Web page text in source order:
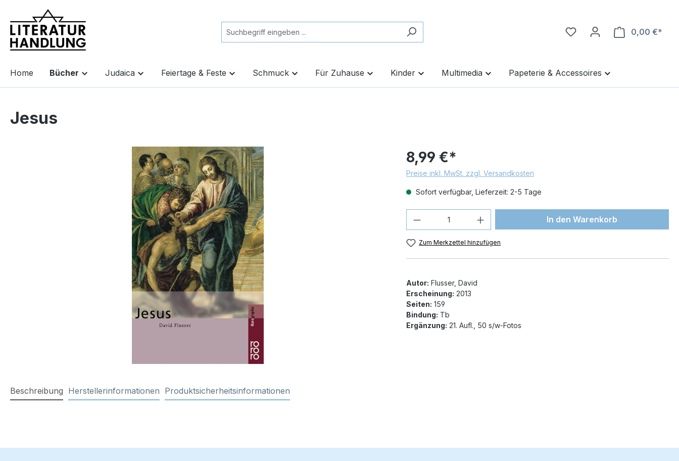
Zur Hauptnavigation springen
0,00 €*
Home Bücher Judaica Feiertage & Feste Schmuck Für Zuhause Kinder Multimedia Papeterie & Accessoires
Jesus
8,99 €*
Preise inkl. MwSt. zzgl. Versandkosten
Sofort verfügbar, Lieferzeit: 2-5 Tage
Produkt Anzahl: Gib den gewünschten Wert
In den Warenkorb
Zum Merkzettel hinzufügen
Autor: Flusser, David
Erscheinung: 2013
Seiten: 159
Bindung: Tb
Ergänzung: 21. Aufl., 50 s/w-Fotos
Beschreibung Herstellerinformationen Produktsicherheitsinformationen